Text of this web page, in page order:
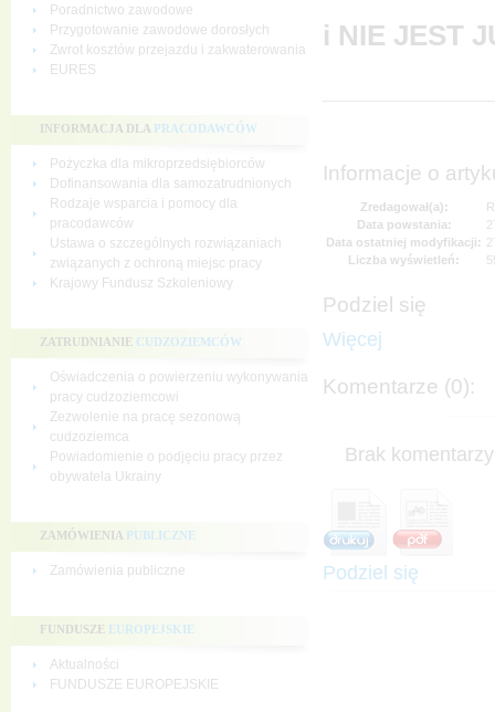
Poradnictwo zawodowe
Przygotowanie zawodowe dorosłych
Zwrot kosztów przejazdu i zakwaterowania
EURES
INFORMACJA DLA PRACODAWCÓW
Pożyczka dla mikroprzedsiębiorców
Dofinansowania dla samozatrudnionych
Rodzaje wsparcia i pomocy dla
pracodawców
Ustawa o szczególnych rozwiązaniach
związanych z ochroną miejsc pracy
Krajowy Fundusz Szkoleniowy
ZATRUDNIANIE CUDZOZIEMCÓW
Oświadczenia o powierzeniu wykonywania
pracy cudzoziemcowi
Zezwolenie na pracę sezonową
cudzoziemca
Powiadomienie o podjęciu pracy przez
obywatela Ukrainy
ZAMÓWIENIA PUBLICZNE
Zamówienia publiczne
FUNDUSZE EUROPEJSKIE
Aktualności
FUNDUSZE EUROPEJSKIE
i NIE JEST
Informacje o
Zredagował(a):
Data powstania:
Data ostatniej modyfikacji:
Liczba wyświetleń:
Podziel się
Więcej
Komentarze (0):
Brak
Podziel się